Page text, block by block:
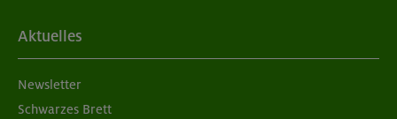
Aktuelles
Newsletter
Schwarzes Brett